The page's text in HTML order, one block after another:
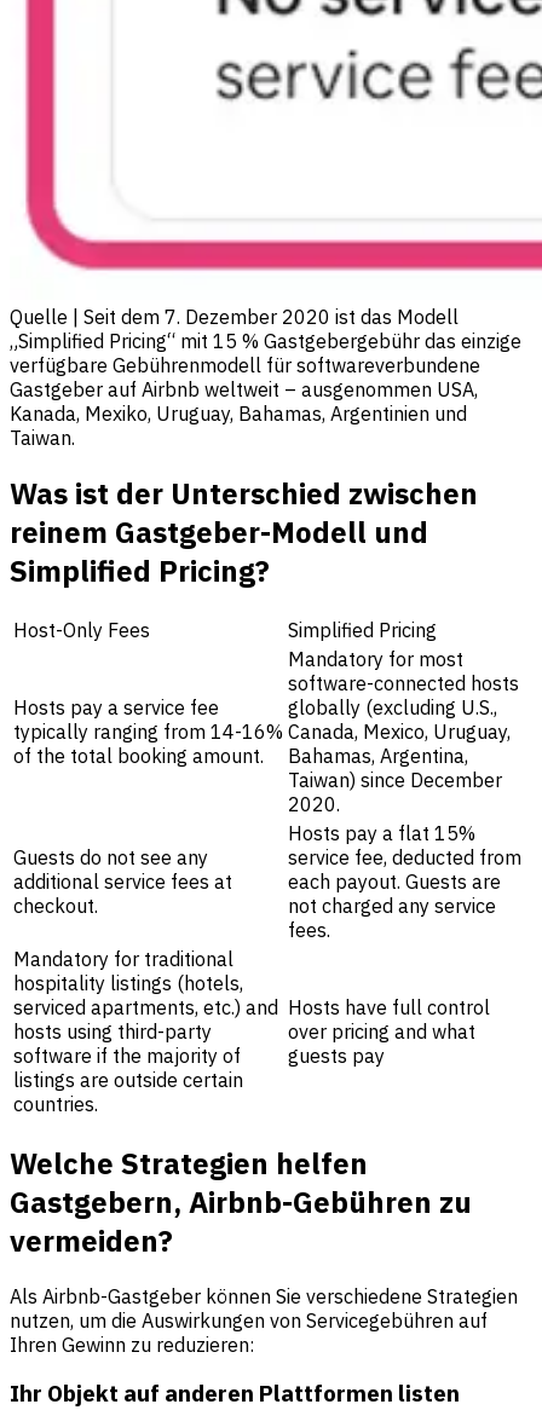
Quelle | Seit dem 7. Dezember 2020 ist das Modell
„Simplified Pricing“ mit 15 % Gastgebergebühr das einzige
verfügbare Gebührenmodell für softwareverbundene
Gastgeber auf Airbnb weltweit – ausgenommen USA,
Kanada, Mexiko, Uruguay, Bahamas, Argentinien und
Taiwan.
Was ist der Unterschied zwischen
reinem Gastgeber-Modell und
Simplified Pricing?
Host-Only Fees Simplified Pricing
Hosts pay a service fee
typically ranging from 14-16%
of the total booking amount.
Mandatory for most
software-connected hosts
globally (excluding U.S.,
Canada, Mexico, Uruguay,
Bahamas, Argentina,
Taiwan) since December
2020.
Guests do not see any
additional service fees at
checkout.
Hosts pay a flat 15%
service fee, deducted from
each payout. Guests are
not charged any service
fees.
Mandatory for traditional
hospitality listings (hotels,
serviced apartments, etc.) and
hosts using third-party
software if the majority of
listings are outside certain
countries.
Hosts have full control
over pricing and what
guests pay
Welche Strategien helfen
Gastgebern, Airbnb-Gebühren zu
vermeiden?
Als Airbnb-Gastgeber können Sie verschiedene Strategien
nutzen, um die Auswirkungen von Servicegebühren auf
Ihren Gewinn zu reduzieren:
Ihr Objekt auf anderen Plattformen listen